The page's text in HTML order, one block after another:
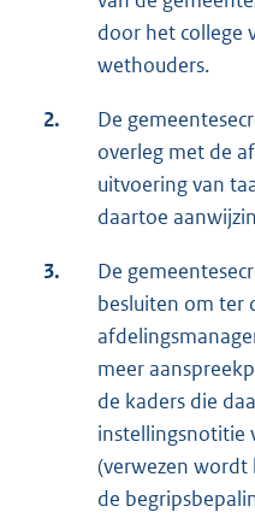
door het college
wethouders.
2.
De
overleg met de
uitvoering van
daartoe
3.
De
besluiten om ter
meer
de kaders die
instellingsnotitie
(verwezen wordt
de